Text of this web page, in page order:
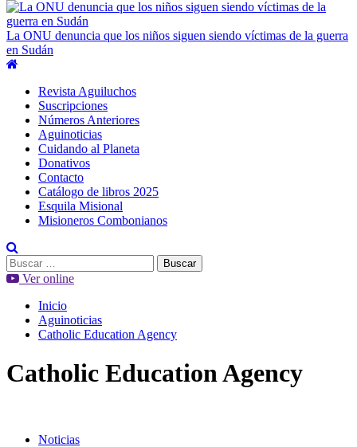
La ONU denuncia que los niños siguen siendo víctimas de la guerra
en Sudán
Revista Aguiluchos
Suscripciones
Números Anteriores
Aguinoticias
Cuidando al Planeta
Donativos
Contacto
Catálogo de libros 2025
Esquila Misional
Misioneros Combonianos
Buscar:
Ver online
Inicio
Aguinoticias
Catholic Education Agency
Catholic Education Agency
Noticias